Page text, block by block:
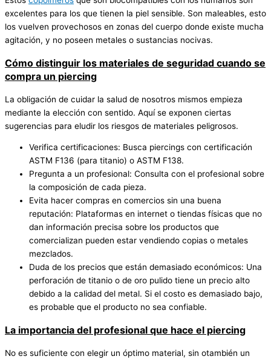
excelentes para los que tienen la piel sensible. Son maleables, esto
los vuelven provechosos en zonas del cuerpo donde existe mucha
agitación, y no poseen metales o sustancias nocivas.
Cómo distinguir los materiales de seguridad cuando se
compra un piercing
La obligación de cuidar la salud de nosotros mismos empieza
mediante la elección con sentido. Aquí se exponen ciertas
sugerencias para eludir los riesgos de materiales peligrosos.
Verifica certificaciones: Busca piercings con certificación
ASTM F136 (para titanio) o ASTM F138.
Pregunta a un profesional: Consulta con el profesional sobre
la composición de cada pieza.
Evita hacer compras en comercios sin una buena
reputación: Plataformas en internet o tiendas físicas que no
dan información precisa sobre los productos que
comercializan pueden estar vendiendo copias o metales
mezclados.
Duda de los precios que están demasiado económicos: Una
perforación de titanio o de oro pulido tiene un precio alto
debido a la calidad del metal. Si el costo es demasiado bajo,
es probable que el producto no sea confiable.
La importancia del profesional que hace el piercing
No es suficiente con elegir un óptimo material, sin otambién un